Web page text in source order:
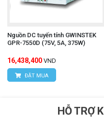
Nguồn DC tuyến tính GWINSTEK
GPR-7550D (75V, 5A, 375W)
16,438,400 VND
ĐẶT MUA
HỖ TRỢ